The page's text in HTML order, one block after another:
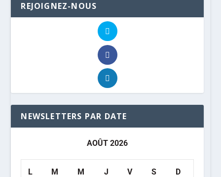
REJOIGNEZ-NOUS
NEWSLETTERS PAR DATE
AOÛT 2026
L M M J V S D